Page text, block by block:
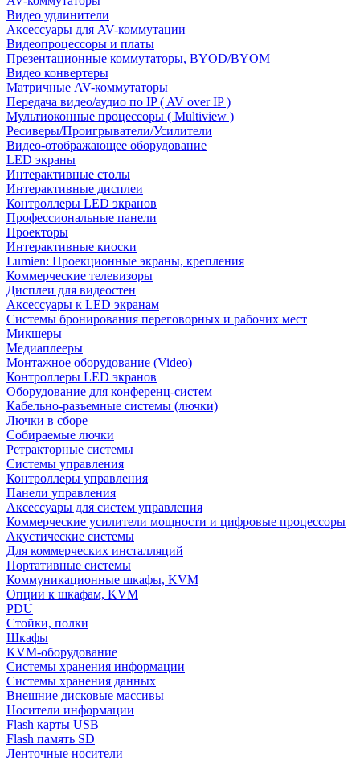
Видео удлинители
Аксессуары для AV-коммутации
Видеопроцессоры и платы
Презентационные коммутаторы, BYOD/BYOM
Видео конвертеры
Матричные AV-коммутаторы
Передача видео/аудио по IP ( AV over IP )
Мультиоконные процессоры ( Multiview )
Ресиверы/Проигрыватели/Усилители
Видео-отображающее оборудование
LED экраны
Интерактивные столы
Интерактивные дисплеи
Контроллеры LED экранов
Профессиональные панели
Проекторы
Интерактивные киоски
Lumien: Проекционные экраны, крепления
Коммерческие телевизоры
Дисплеи для видеостен
Аксессуары к LED экранам
Системы бронирования переговорных и рабочих мест
Микшеры
Медиаплееры
Монтажное оборудование (Video)
Контроллеры LED экранов
Оборудование для конференц-систем
Кабельно-разъемные системы (лючки)
Лючки в сборе
Собираемые лючки
Ретракторные системы
Системы управления
Контроллеры управления
Панели управления
Аксессуары для систем управления
Коммерческие усилители мощности и цифровые процессоры
Акустические системы
Для коммерческих инсталляций
Портативные системы
Коммуникационные шкафы, KVM
Опции к шкафам, KVM
PDU
Стойки, полки
Шкафы
KVM-оборудование
Системы хранения информации
Системы хранения данных
Внешние дисковые массивы
Носители информации
Flash карты USB
Flash память SD
Ленточные носители